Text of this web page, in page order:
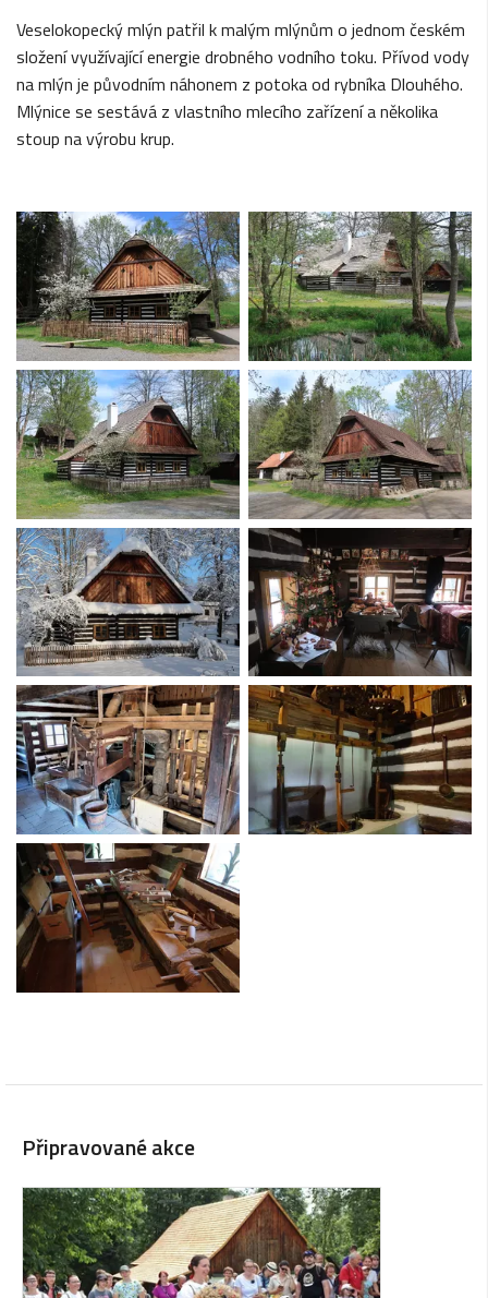
Veselokopecký mlýn patřil k malým mlýnům o jednom českém
složení využívající energie drobného vodního toku. Přívod vody
na mlýn je původním náhonem z potoka od rybníka Dlouhého.
Mlýnice se sestává z vlastního mlecího zařízení a několika
stoup na výrobu krup.
Připravované akce